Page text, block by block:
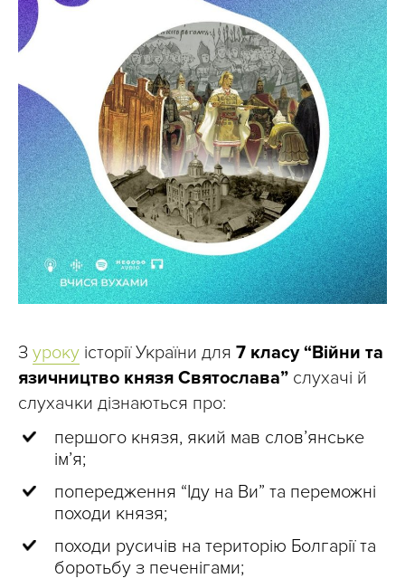
З уроку історії України для 7 класу “Війни та
язичництво князя Святослава” слухачі й
слухачки дізнаються про:
першого князя, який мав слов’янське
ім’я;
попередження “Іду на Ви” та переможні
походи князя;
походи русичів на територію Болгарії та
боротьбу з печенігами;